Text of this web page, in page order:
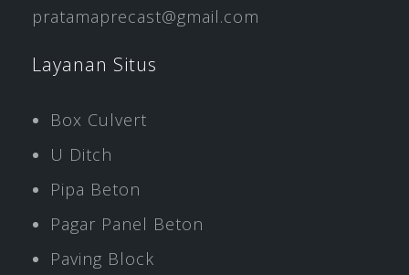
pratamaprecast@gmail.com
Layanan Situs
Box Culvert
U Ditch
Pipa Beton
Pagar Panel Beton
Paving Block